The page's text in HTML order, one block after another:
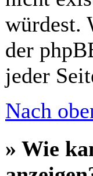
würdest.
der
jeder
Nach
» Wie